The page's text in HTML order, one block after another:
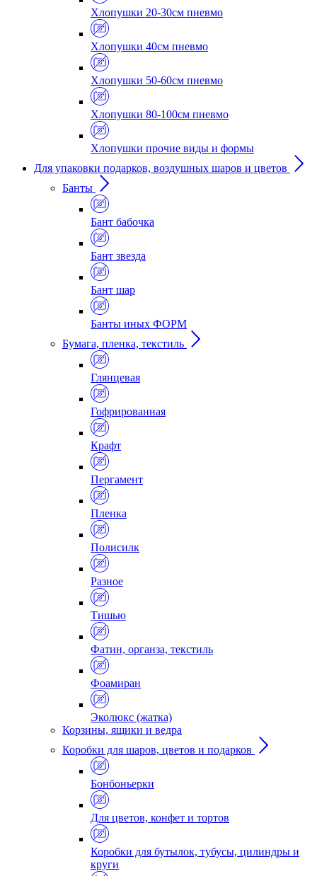
Хлопушки 20-30см пневмо
Хлопушки 40см пневмо
Хлопушки 50-60см пневмо
Хлопушки 80-100см пневмо
Хлопушки прочие виды и формы
Для упаковки подарков, воздушных шаров и цветов
Банты
Бант бабочка
Бант звезда
Бант шар
Банты иных ФОРМ
Бумага, пленка, текстиль
Глянцевая
Гофрированная
Крафт
Пергамент
Пленка
Полисилк
Разное
Тишью
Фатин, органза, текстиль
Фоамиран
Эколюкс (жатка)
Корзины, ящики и ведра
Коробки для шаров, цветов и подарков
Бонбоньерки
Для цветов, конфет и тортов
Коробки для бутылок, тубусы, цилиндры и
круги